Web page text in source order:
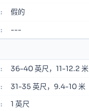
: 假的
: ---
: 36-40 英尺，11-12.2 米
: 31-35 英尺，9.4-10 米
: 1 英尺